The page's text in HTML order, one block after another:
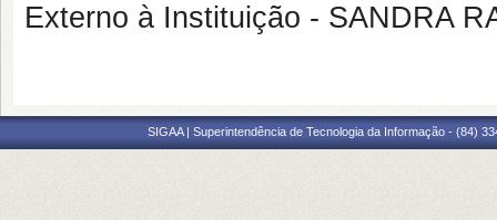
Externo à Instituição - SANDRA
SIGAA | Superintendência de Tecnologia da Informação - (84)